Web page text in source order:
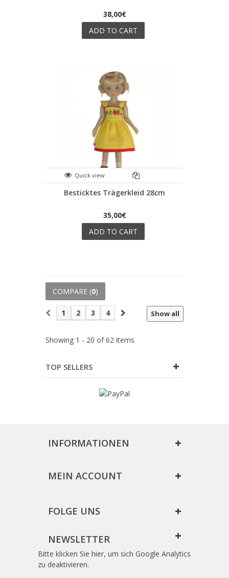
38,00€
ADD TO CART
Quick view
Besticktes Trägerkleid 28cm
35,00€
ADD TO CART
COMPARE (0)
Show all
1 2 3 4
Showing 1 - 20 of 62 items
TOP SELLERS
INFORMATIONEN
MEIN ACCOUNT
FOLGE UNS
NEWSLETTER
Bitte klicken Sie hier, um sich Google Analytics
zu deaktivieren.